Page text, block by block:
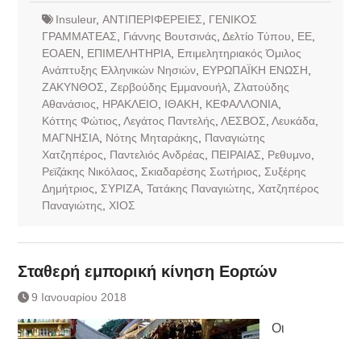
Insuleur, ΑΝΤΙΠΕΡΙΦΕΡΕΙΕΣ
ΓΕΝΙΚΟΣ
ΓΡΑΜΜΑΤΕΑΣ
Γιάννης Βουτσινάς Δελτίο Τύπου ΕΕ,
ΕΟΑΕΝ
ΕΠΙΜΕΛΗΤΗΡΙΑ, Επιμελητηριακός Όμιλος
Ανάπτυξης Ελληνικών Νησιών, ΕΥΡΩΠΑΪΚΗ ΕΝΩΣΗ
ΖΑΚΥΝΘΟΣ Ζερβούδης Εμμανουήλ, Ζλατούδης
Αθανάσιος
ΗΡΑΚΛΕΙΟ ΙΘΑΚΗ ΚΕΦΑΛΛΟΝΙΑ,
Κόττης Φώτιος Λεγάτος Παντελής ΛΕΣΒΟΣ Λευκάδα,
ΜΑΓΝΗΣΙΑ, Νότης Μηταράκης
Παναγιώτης
Χατζηπέρος
Παντελιός Ανδρέας ΠΕΙΡΑΙΑΣ Ρεθυμνο
Ρεϊζάκης Νικόλαος
Σκιαδαρέσης Σωτήριος
Συξέρης
Δημήτριος
ΣΥΡΙΖΑ, Τατάκης Παναγιώτης
Χατζηπέρος
Παναγιώτης
ΧΙΟΣ
Σταθερή εμπορική κίνηση Εορτών
9 Ιανουαρίου 2018
Οι